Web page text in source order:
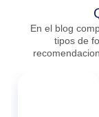
En el blog
tipos de